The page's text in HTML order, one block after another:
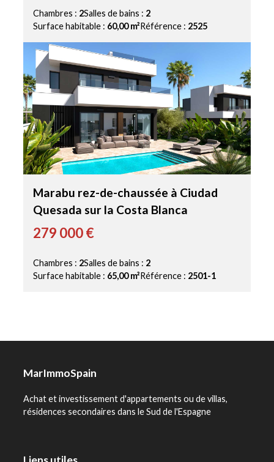
Chambres : 2Salles de bains : 2
Surface habitable : 60,00 m²Référence : 2525
Marabu rez-de-chaussée à Ciudad
Quesada sur la Costa Blanca
279 000 €
Chambres : 2Salles de bains : 2
Surface habitable : 65,00 m²Référence : 2501-1
MarImmoSpain
Achat et investissement d'appartements ou de villas,
résidences secondaires dans le Sud de l'Espagne